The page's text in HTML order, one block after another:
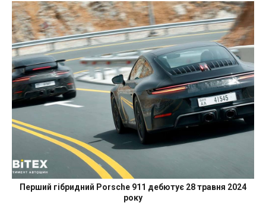
Перший гібридний Porsche 911 дебютує 28 травня 2024
року